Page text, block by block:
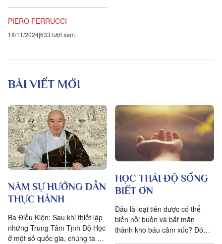
bạn trở...
PIERO FERRUCCI
18/11/2024633 lượt xem
BÀI VIẾT MỚI
NĂM SỰ HƯỚNG DẪN
THỰC HÀNH
Ba Điều Kiện: Sau khi thiết lập
những Trung Tâm Tịnh Độ Học
ở một số quốc gia, chúng ta đặt
HỌC THÁI ĐỘ SỐNG
BIẾT ƠN
Đâu là loại tiên dược có thể
biến nỗi buồn và bất mãn
thành kho báu cảm xúc? Đó